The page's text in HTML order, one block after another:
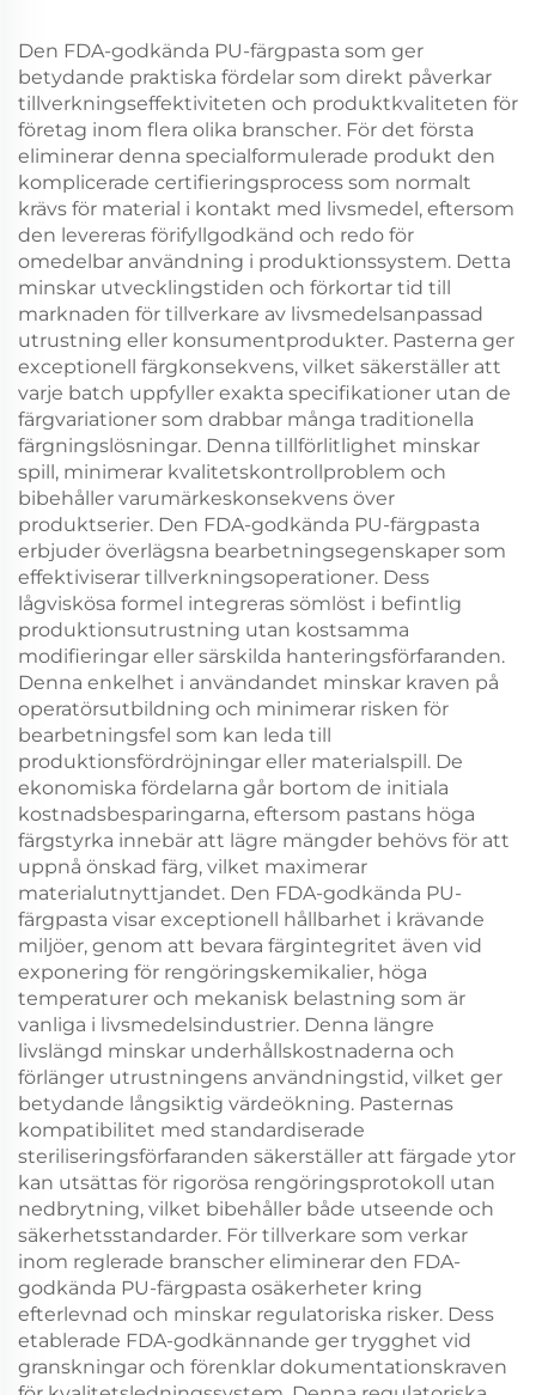
Den FDA-godkända PU-färgpasta som ger
betydande praktiska fördelar som direkt påverkar
tillverkningseffektiviteten och produktkvaliteten för
företag inom flera olika branscher. För det första
eliminerar denna specialformulerade produkt den
komplicerade certifieringsprocess som normalt
krävs för material i kontakt med livsmedel, eftersom
den levereras förifyllgodkänd och redo för
omedelbar användning i produktionssystem. Detta
minskar utvecklingstiden och förkortar tid till
marknaden för tillverkare av livsmedelsanpassad
utrustning eller konsumentprodukter. Pasterna ger
exceptionell färgkonsekvens, vilket säkerställer att
varje batch uppfyller exakta specifikationer utan de
färgvariationer som drabbar många traditionella
färgningslösningar. Denna tillförlitlighet minskar
spill, minimerar kvalitetskontrollproblem och
bibehåller varumärkeskonsekvens över
produktserier. Den FDA-godkända PU-färgpasta
erbjuder överlägsna bearbetningsegenskaper som
effektiviserar tillverkningsoperationer. Dess
lågviskösa formel integreras sömlöst i befintlig
produktionsutrustning utan kostsamma
modifieringar eller särskilda hanteringsförfaranden.
Denna enkelhet i användandet minskar kraven på
operatörsutbildning och minimerar risken för
bearbetningsfel som kan leda till
produktionsfördröjningar eller materialspill. De
ekonomiska fördelarna går bortom de initiala
kostnadsbesparingarna, eftersom pastans höga
färgstyrka innebär att lägre mängder behövs för att
uppnå önskad färg, vilket maximerar
materialutnyttjandet. Den FDA-godkända PU-
färgpasta visar exceptionell hållbarhet i krävande
miljöer, genom att bevara färgintegritet även vid
exponering för rengöringskemikalier, höga
temperaturer och mekanisk belastning som är
vanliga i livsmedelsindustrier. Denna längre
livslängd minskar underhållskostnaderna och
förlänger utrustningens användningstid, vilket ger
betydande långsiktig värdeökning. Pasternas
kompatibilitet med standardiserade
steriliseringsförfaranden säkerställer att färgade ytor
kan utsättas för rigorösa rengöringsprotokoll utan
nedbrytning, vilket bibehåller både utseende och
säkerhetsstandarder. För tillverkare som verkar
inom reglerade branscher eliminerar den FDA-
godkända PU-färgpasta osäkerheter kring
efterlevnad och minskar regulatoriska risker. Dess
etablerade FDA-godkännande ger trygghet vid
granskningar och förenklar dokumentationskraven